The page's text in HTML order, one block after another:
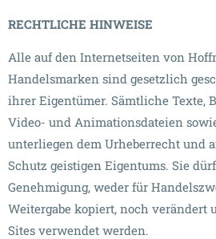
RECHTLICHE HINWEISE
Alle auf den Internetseiten von
Handelsmarken sind gesetzlich
ihrer Eigentümer. Sämtliche Texte,
Video- und Animationsdateien
unterliegen dem Urheberrecht und
Schutz geistigen Eigentums. Sie
Genehmigung, weder für
Weitergabe kopiert, noch verändert
Sites verwendet werden.